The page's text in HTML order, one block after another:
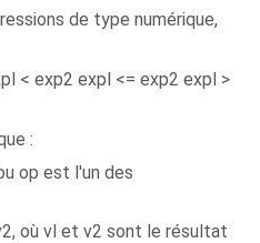
de type numérique,
< exp2 expl <= exp2 expl >
:
op est l'un des
où vl et v2 sont le résultat